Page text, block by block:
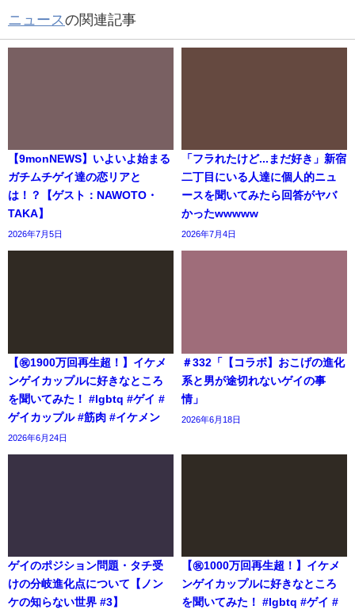
ニュースの関連記事
【9monNEWS】いよいよ始まる
ガチムチゲイ達の恋リアと
は！？【ゲスト：NAWOTO・
TAKA】
2026年7月5日
「フラれたけど...まだ好き」新宿
二丁目にいる人達に個人的ニュ
ースを聞いてみたら回答がヤバ
かったwwwww
2026年7月4日
【㊗️1900万回再生超！】イケメ
ンゲイカップルに好きなところ
を聞いてみた！ #lgbtq #ゲイ #
ゲイカップル #筋肉 #イケメン
2026年6月24日
＃332「【コラボ】おこげの進化
系と男が途切れないゲイの事
情」
2026年6月18日
ゲイのポジション問題・タチ受
けの分岐進化点について【ノン
ケの知らない世界 #3】
【㊗️1000万回再生超！】イケメ
ンゲイカップルに好きなところ
を聞いてみた！ #lgbtq #ゲイ #